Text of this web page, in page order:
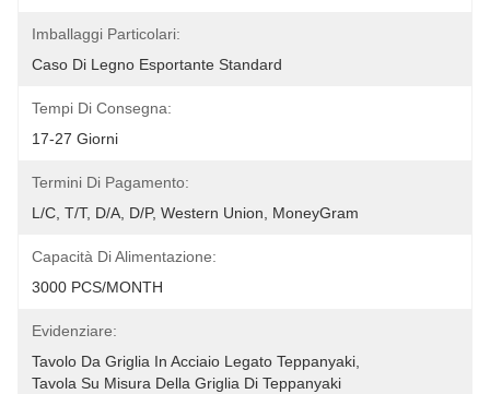
Imballaggi Particolari:
Caso Di Legno Esportante Standard
Tempi Di Consegna:
17-27 Giorni
Termini Di Pagamento:
L/C, T/T, D/A, D/P, Western Union, MoneyGram
Capacità Di Alimentazione:
3000 PCS/MONTH
Evidenziare:
Tavolo Da Griglia In Acciaio Legato Teppanyaki
Tavola Su Misura Della Griglia Di Teppanyaki